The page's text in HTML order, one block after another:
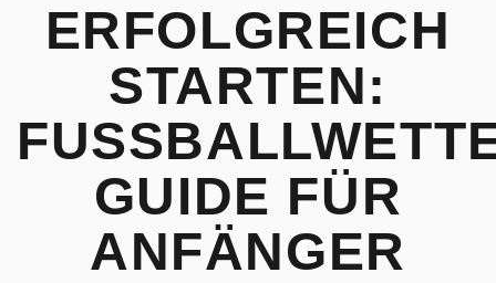
ERFOLGREICH
STARTEN:
UIDE FÜR A
NFÄNGER